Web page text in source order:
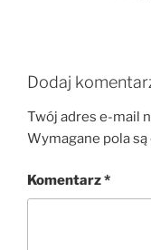
Dodaj
Twój adres e-mail
Wymagane pola są
Komentarz*